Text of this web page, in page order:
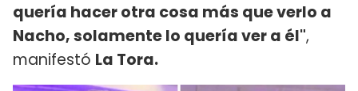
quería hacer otra cosa más que verlo a
Nacho, solamente lo quería ver a él",
manifestó La Tora.